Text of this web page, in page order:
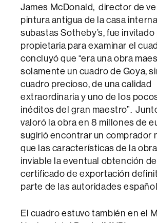
James McDonald, director de
pintura antigua de la casa
subastas Sotheby’s, fue invitado
propietaria para examinar el
concluyó que “era una obra
solamente un cuadro de Goya,
cuadro precioso, de una calidad
extraordinaria y uno de los
inéditos del gran maestro”.
valoró la obra en 8 millones de
sugirió encontrar un comprador
que las características de la
inviable la eventual obtención
certificado de exportación
parte de las autoridades
El cuadro estuvo también en el